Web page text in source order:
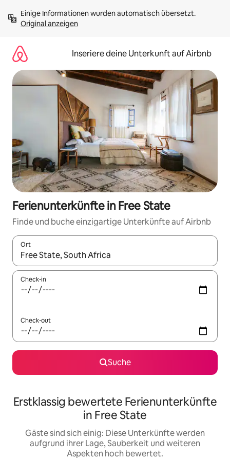
Inhalten
springenOriginal anzeigen
Inseriere deine Unterkunft auf Airbnb
Ferienunterkünfte in Free State
Finde und buche einzigartige Unterkünfte auf Airbnb
Ort
Wenn Ergebnisse verfügbar sind, navigiere mit den
Check-in
Check-out
Suche
Erstklassig bewertete Ferienunterkünfte
in Free State
Gäste sind sich einig: Diese Unterkünfte werden
aufgrund ihrer Lage, Sauberkeit und weiteren
Aspekten hoch bewertet.